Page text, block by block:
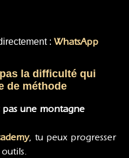
:WhatsApp
la difficulté qui
de méthode
pas une montagne
, tu peux progresser